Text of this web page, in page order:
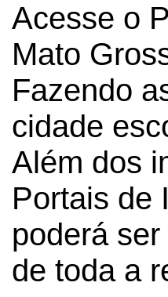
Acesse o
Mato
Fazendo
cidade
Além dos
Portais de
poderá
de toda a